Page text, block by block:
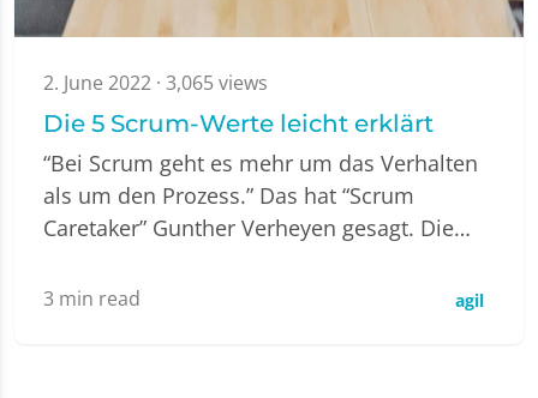
2. June 2022 · 3,065 views
Die 5 Scrum-Werte leicht erklärt
“Bei Scrum geht es mehr um das Verhalten
als um den Prozess.” Das hat “Scrum
Caretaker” Gunther Verheyen gesagt. Die…
3 min read agil